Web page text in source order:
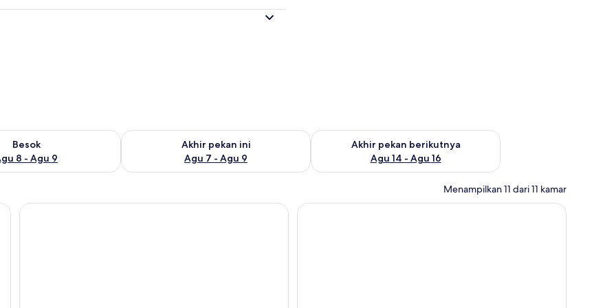
Besok
8 - Agu 9
untuk besok Agu 8 - Agu 9
Akhir pekan ini
Agu 7 - Agu 9
Periksa ketersediaan untuk akhir pekan ini Agu 7 - Agu 9
Akhir pekan berikutnya
Agu 14 - Agu 16
Periksa ketersediaan untuk akhir pekan berikutnya Agu 14 -
Menampilkan 11 dari 11 kamar